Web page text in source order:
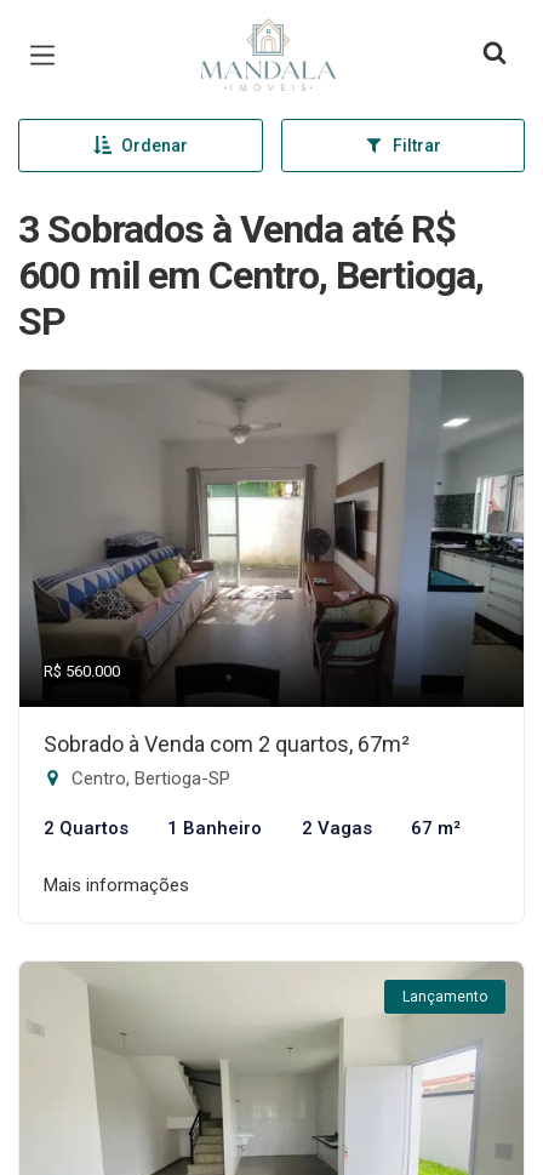
Página inicial
Ordenar Filtrar
3 Sobrados à Venda até R$
600 mil em Centro, Bertioga,
SP
R$ 560.000
Sobrado à Venda com 2 quartos, 67m²
Centro, Bertioga-SP
2 Quartos 1 Banheiro 2 Vagas 67 m²
Mais informações
Lançamento